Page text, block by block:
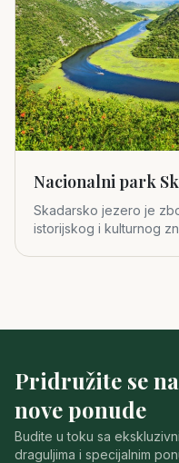
Nacionalni park
Skadarsko jezero je
istorijskog i kulturnog
Pridružite se
nove ponude
Budite u toku sa
draguljima i specijalnim